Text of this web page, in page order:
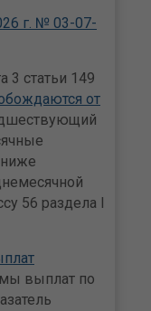
г. № 03-07-
3 статьи 149
от
56 раздела I
выплат по